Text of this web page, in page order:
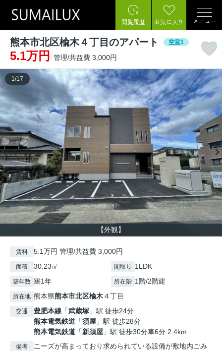
閲覧履歴 お気に入り メニュー
熊本市北区楡木４丁目のアパート 空室1
5.1万円 管理/共益費 3,000円
【外観】
1 /17
賃料 5.1万円 管理/共益費 3,000円
面積 30.23㎡ 間取り 1LDK
築年数 築1年 所在階 1階/2階建
所在地 熊本県熊本市北区楡木４丁目
交通 豊肥本線 「武蔵塚 」駅 徒歩24分
熊本電気鉄道 「須屋 」駅 徒歩28分
熊本電気鉄道 「新須屋 」駅 徒歩30分車6分 2.4km
備考
ニーズが高まっており求められている設備が敷地内ごみ